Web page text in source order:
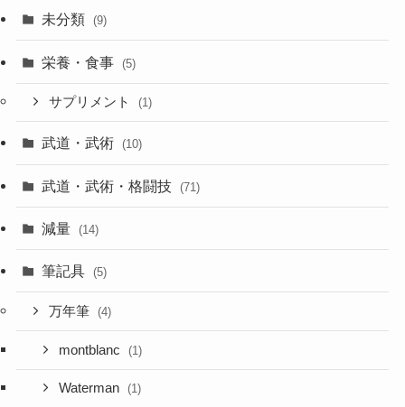
未分類 (9)
栄養・食事 (5)
サプリメント (1)
武道・武術 (10)
武道・武術・格闘技 (71)
減量 (14)
筆記具 (5)
万年筆 (4)
montblanc (1)
Waterman (1)